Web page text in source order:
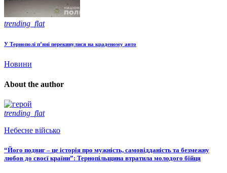
trending_flat
У Тернополі п’яні перекинулися на краденому авто
Новини
About the author
trending_flat
Небесне військо
“Його подвиг – це історія про мужність, самовідданість та безмежну
любов до своєї країни”: Тернопільщина втратила молодого бійця